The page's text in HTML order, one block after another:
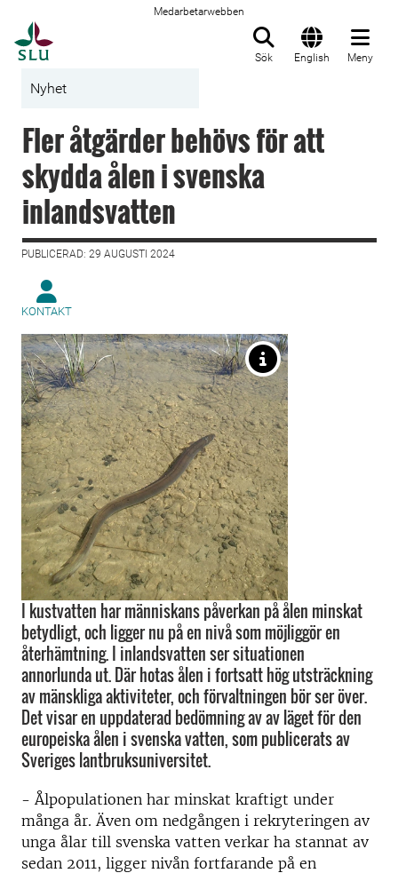
Medarbetarwebben
Sök English Meny
Nyhet
Fler åtgärder behövs för att
skydda ålen i svenska
inlandsvatten
PUBLICERAD: 29 AUGUSTI 2024
KONTAKT
I kustvatten har människans påverkan på ålen minskat
betydligt, och ligger nu på en nivå som möjliggör en
återhämtning. I inlandsvatten ser situationen
annorlunda ut. Där hotas ålen i fortsatt hög utsträckning
av mänskliga aktiviteter, och förvaltningen bör ser över.
Det visar en uppdaterad bedömning av av läget för den
europeiska ålen i svenska vatten, som publicerats av
Sveriges lantbruksuniversitet.
- Ålpopulationen har minskat kraftigt under
många år. Även om nedgången i rekryteringen av
unga ålar till svenska vatten verkar ha stannat av
sedan 2011, ligger nivån fortfarande på en